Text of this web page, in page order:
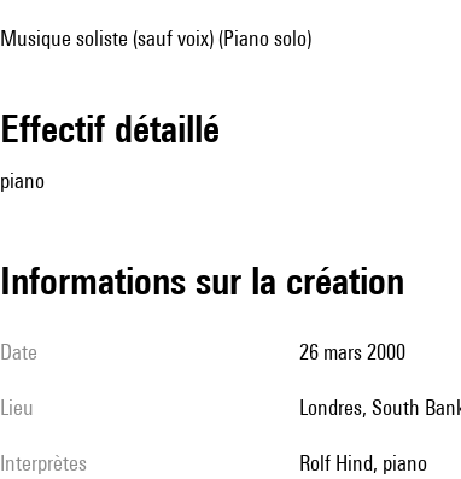
Musique soliste (sauf voix) (Piano solo)
effectif détaillé
piano
informations sur la création
date 26 mars 2000
lieu Londres, South
interprètes Rolf Hind, piano